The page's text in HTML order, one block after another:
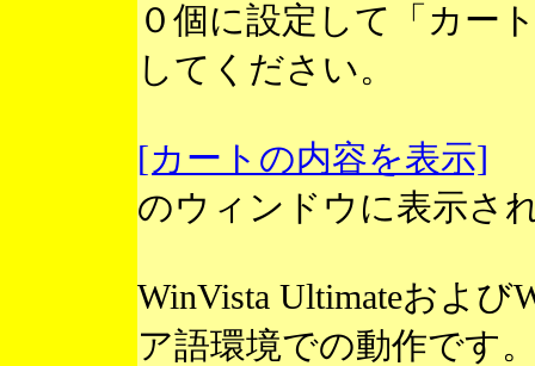
０個に設定して「カー
してください。
[カートの内容を表示]
のウィンドウに表示さ
WinVista Ultimateおよ
ア語環境での動作です